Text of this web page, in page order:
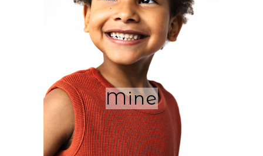
Mine